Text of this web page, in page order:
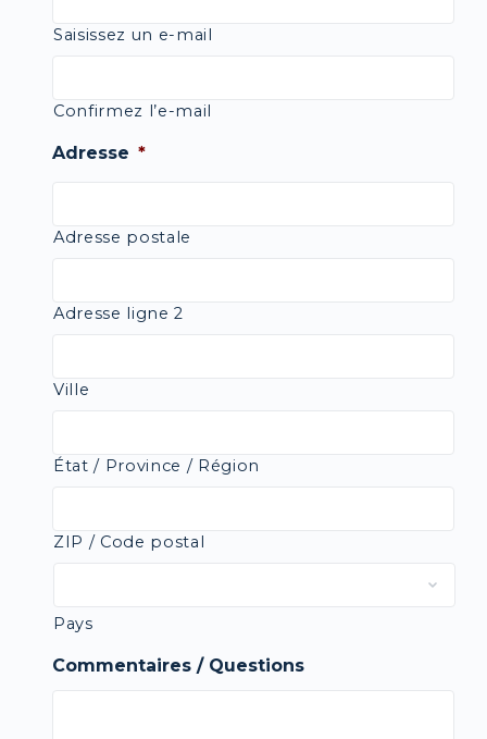
Saisissez un e-mail
Confirmez l’e-mail
Adresse *
Adresse postale
Adresse ligne 2
Ville
État / Province / Région
ZIP / Code postal
Pays
Commentaires / Questions